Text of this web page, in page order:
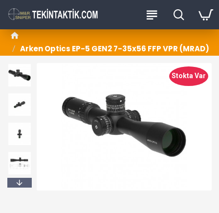
Arken Optics EP-5 GEN2 7-35x56 FFP VPR (MRAD)
Stokta Var